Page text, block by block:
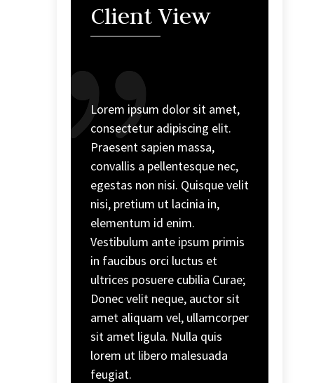
Client View
Lorem ipsum dolor sit amet,
consectetur adipiscing elit.
Praesent sapien massa,
convallis a pellentesque nec,
egestas non nisi. Quisque velit
nisi, pretium ut lacinia in,
elementum id enim.
Vestibulum ante ipsum primis
in faucibus orci luctus et
ultrices posuere cubilia Curae;
Donec velit neque, auctor sit
amet aliquam vel, ullamcorper
sit amet ligula. Nulla quis
lorem ut libero malesuada
feugiat.